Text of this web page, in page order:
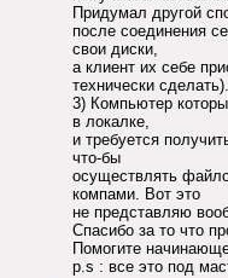
Придумал другой
после соединения
свои диски,
а клиент их себе
технически сделать).
3) Компьютер
в локалке,
и требуется
что-бы
осуществлять
компами. Вот это
не представляю
Спасибо за то что
Помогите
p.s : все это под